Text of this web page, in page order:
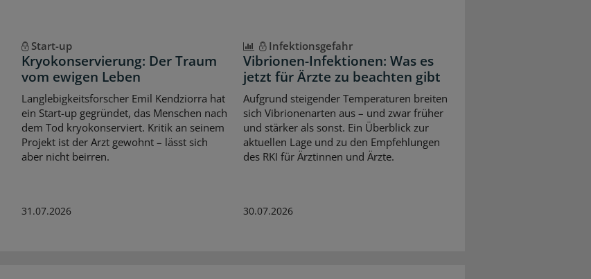
Start-up
Kryokonservierung: Der Traum
vom ewigen Leben
Langlebigkeitsforscher Emil Kendziorra hat
ein Start-up gegründet, das Menschen nach
dem Tod kryokonserviert. Kritik an seinem
Projekt ist der Arzt gewohnt – lässt sich
aber nicht beirren.
31.07.2026
Infektionsgefahr
Vibrionen-Infektionen: Was es
jetzt für Ärzte zu beachten gibt
Aufgrund steigender Temperaturen breiten
sich Vibrionenarten aus – und zwar früher
und stärker als sonst. Ein Überblick zur
aktuellen Lage und zu den Empfehlungen
des RKI für Ärztinnen und Ärzte.
30.07.2026